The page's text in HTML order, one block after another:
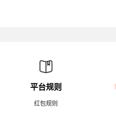
平台规则
红包规则